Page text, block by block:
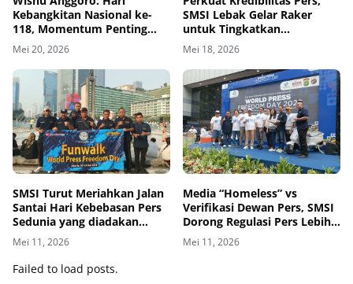
Kebangkitan Nasional ke-
118, Momentum Penting
Bagi Media Siber Kabupaten
Serang Perkuat Informasi
Positif
Mei 20, 2026
SMSI Lebak Gelar Raker
untuk Tingkatkan
Kolaborasi Antar Media
Mei 18, 2026
SMSI Turut Meriahkan Jalan
Santai Hari Kebebasan Pers
Sedunia yang diadakan
Dewan Pers
Mei 11, 2026
Media “Homeless” vs
Verifikasi Dewan Pers, SMSI
Dorong Regulasi Pers Lebih
Adaptif di Era Digital
Mei 11, 2026
Failed to load posts.